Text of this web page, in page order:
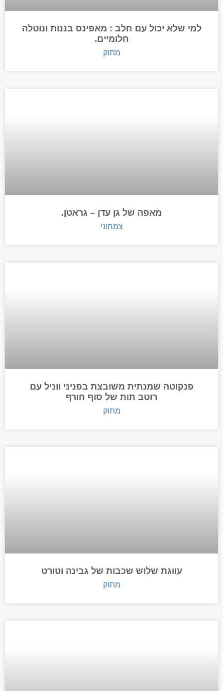
למי שלא יכול עם חלב : מאפינס בננות ונוטלה
חלומיים.
מתוק
מאפה של גן עדן – גראטן.
צמחוני
פנקוטה שמנתית משובצת בפניני ווניל עם
רוטב תות של סוף חורף
מתוק
עווגת שלוש שכבות של גבינה וטורט
מתוק